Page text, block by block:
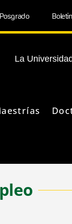
La Universidad